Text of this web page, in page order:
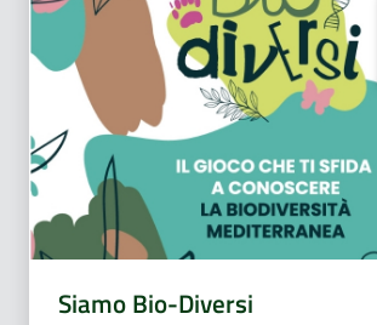
Siamo Bio-Diversi